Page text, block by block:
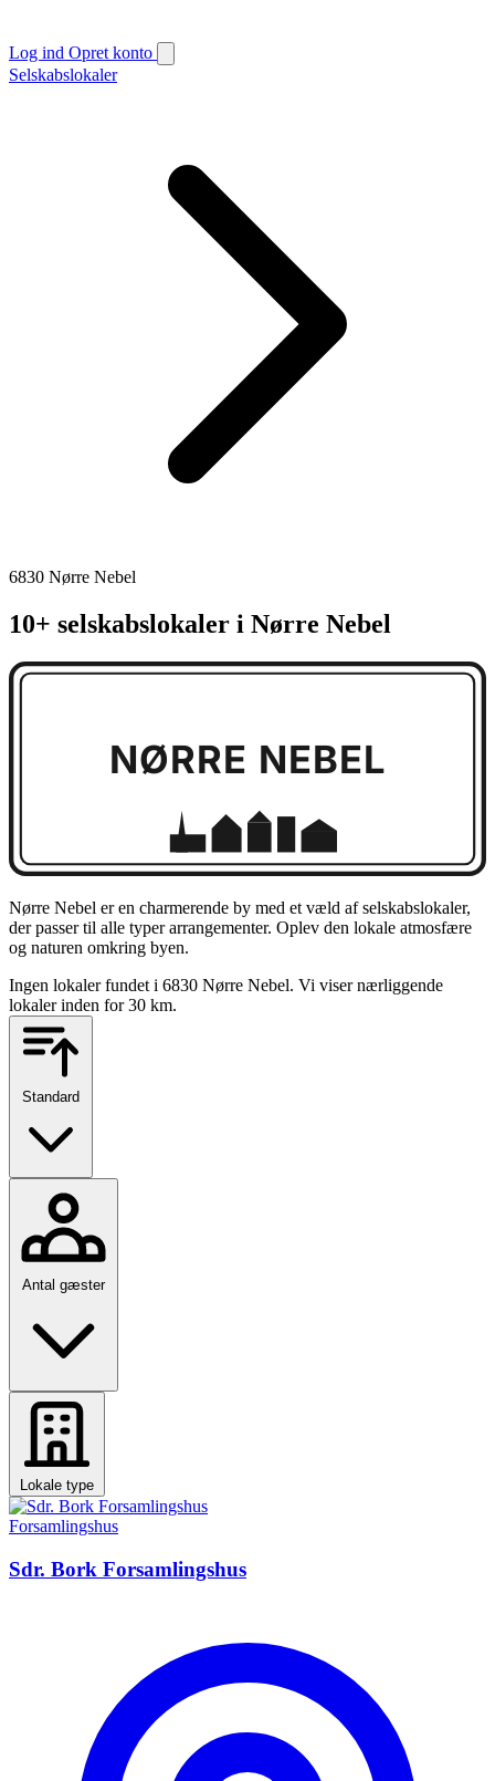
Log ind Opret konto
Selskabslokaler
6830 Nørre Nebel
10+ selskabslokaler i Nørre Nebel
NØRRE NEBEL
Nørre Nebel er en charmerende by med et væld af selskabslokaler,
der passer til alle typer arrangementer. Oplev den lokale atmosfære
og naturen omkring byen.
Ingen lokaler fundet i 6830 Nørre Nebel. Vi viser nærliggende
lokaler inden for 30 km.
Standard
Antal gæster
Lokale type
Forsamlingshus
Sdr. Bork Forsamlingshus